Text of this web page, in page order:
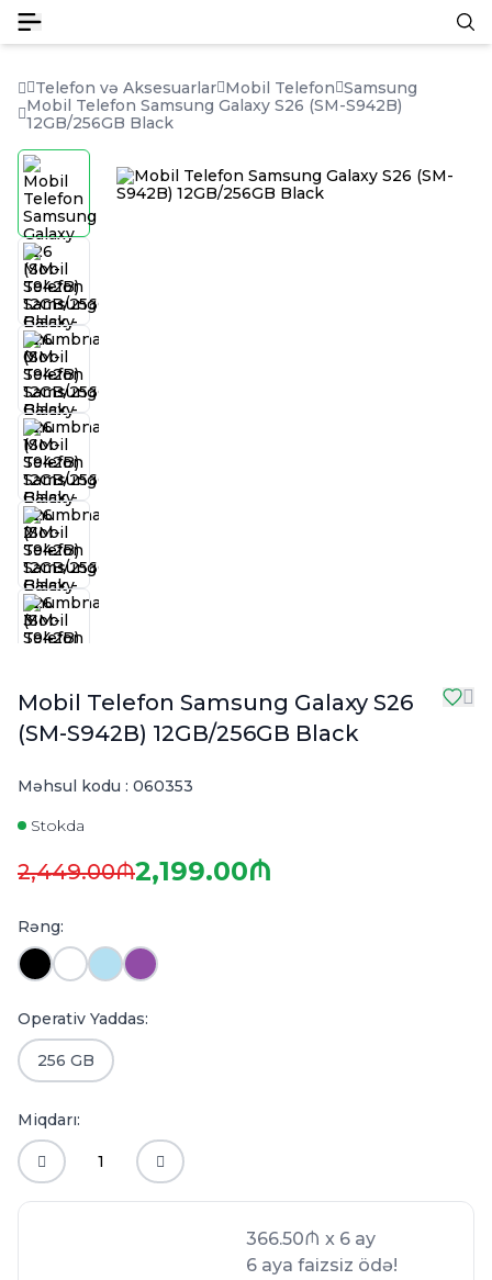
Telefon və Aksesuarlar Mobil Telefon Samsung
Mobil Telefon Samsung Galaxy S26 (SM-S942B)
12GB/256GB Black
Mobil Telefon Samsung Galaxy S26
(SM-S942B) 12GB/256GB Black
Məhsul kodu : 060353
Stokda
2,449.00₼2,199.00₼
Rəng:
Operativ Yaddas:
256 GB
Miqdarı:
366.50₼ x 6 ay
6 aya faizsiz ödə!
366.50₼ x 6 ay
6 aya faizsiz ödə!